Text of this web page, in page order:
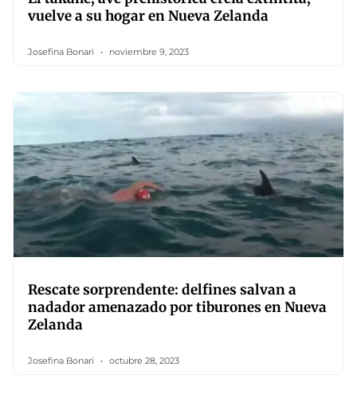
vuelve a su hogar en Nueva Zelanda
Josefina Bonari noviembre 9, 2023
Rescate sorprendente: delfines salvan a
nadador amenazado por tiburones en Nueva
Zelanda
Josefina Bonari octubre 28, 2023